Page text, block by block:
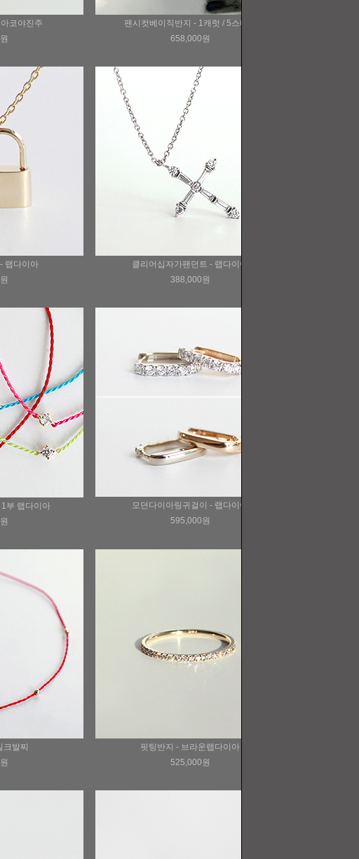
코야진주
팬시컷베이직반지 - 1캐럿 / 5스타일
658,000원
랩다이아
클리어십자가팬던트 - 랩다이아
388,000원
부 랩다이아
모던다이아링귀걸이 - 랩다이아
595,000원
크발찌
핏팅반지 - 브라운랩다이아
525,000원